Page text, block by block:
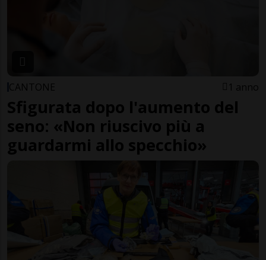
CANTONE 1 anno
Sfigurata dopo l'aumento del
seno: «Non riuscivo più a
guardarmi allo specchio»